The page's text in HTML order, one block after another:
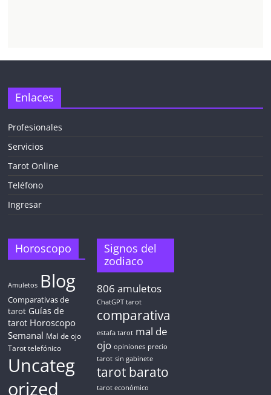
Enlaces
Profesionales
Servicios
Tarot Online
Teléfono
Ingresar
Horoscopo
Amuletos Blog
Comparativas de
tarot Guías de
tarot Horoscopo
Semanal Mal de ojo
Tarot telefónico
Uncateg
orized
Signos del
zodiaco
806 amuletos
ChatGPT tarot
comparativa
estafa tarot mal de
ojo opiniones precio
tarot sin gabinete
tarot barato
tarot económico